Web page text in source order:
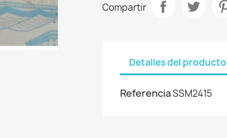
Compartir
Detalles del producto
ReferenciaSSM2415